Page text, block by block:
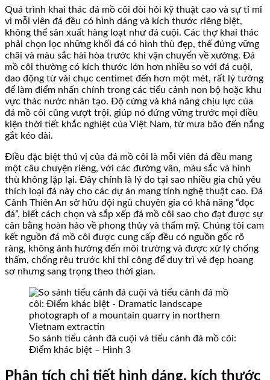
Quá trình khai thác đá mồ côi đòi hỏi kỹ thuật cao và sự tỉ mỉ
vì mỗi viên đá đều có hình dáng và kích thước riêng biệt,
không thể sản xuất hàng loạt như đá cuội. Các thợ khai thác
phải chọn lọc những khối đá có hình thù đẹp, thế đứng vững
chãi và màu sắc hài hòa trước khi vận chuyển về xưởng. Đá
mồ côi thường có kích thước lớn hơn nhiều so với đá cuội,
dao động từ vài chục centimet đến hơn một mét, rất lý tưởng
để làm điểm nhấn chính trong các tiểu cảnh non bộ hoặc khu
vực thác nước nhân tạo. Độ cứng và khả năng chịu lực của
đá mồ côi cũng vượt trội, giúp nó đứng vững trước mọi điều
kiện thời tiết khắc nghiệt của Việt Nam, từ mưa bão đến nắng
gắt kéo dài.
Điều đặc biệt thú vị của đá mồ côi là mỗi viên đá đều mang
một câu chuyện riêng, với các đường vân, màu sắc và hình
thù không lặp lại. Đây chính là lý do tại sao nhiều gia chủ yêu
thích loại đá này cho các dự án mang tính nghệ thuật cao. Đá
Cảnh Thiên An sở hữu đội ngũ chuyên gia có khả năng “đọc
đá”, biết cách chọn và sắp xếp đá mồ côi sao cho đạt được sự
cân bằng hoàn hảo về phong thủy và thẩm mỹ. Chúng tôi cam
kết nguồn đá mồ côi được cung cấp đều có nguồn gốc rõ
ràng, không ảnh hưởng đến môi trường và được xử lý chống
thấm, chống rêu trước khi thi công để duy trì vẻ đẹp hoang
sơ nhưng sang trọng theo thời gian.
So sánh tiểu cảnh đá cuội và tiểu cảnh đá mồ côi:
Điểm khác biệt – Hình 3
Phân tích chi tiết hình dáng, kích thước